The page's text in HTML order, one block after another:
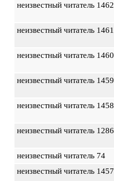
неизвестный читатель 1462
неизвестный читатель 1461
неизвестный читатель 1460
неизвестный читатель 1459
неизвестный читатель 1458
неизвестный читатель 1286
неизвестный читатель 74
неизвестный читатель 1457